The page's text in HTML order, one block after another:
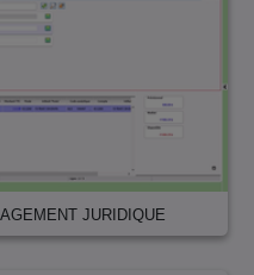
JURIDIQUE